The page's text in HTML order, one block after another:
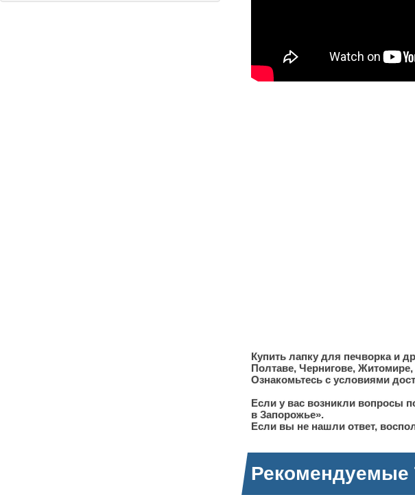
Купить лапку для печворка и
Полтаве, Чернигове,
Ознакомьтесь с условиями
Если у вас возникли вопросы
в Запорожье».
Если вы не нашли ответ,
Рекомендуемые